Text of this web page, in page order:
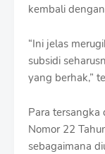
kembali
“Ini jelas
subsidi
yang berhak,”
Para
Nomor 22
sebagaimana